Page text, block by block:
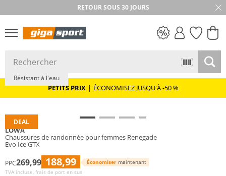
RETOUR SOUS 30 JOURS
PETITS PRIX
PETITS PRIX | ÉCONOMISEZ JUSQU'À -50 %
DEAL
Durable
GORE-TEX
Résistant à l'eau
LOWA
Chaussures de randonnée pour femmes Renegade
Evo Ice GTX
PPC269,99 188,99 Économiser maintenant
TVA incluse, frais de port en sus